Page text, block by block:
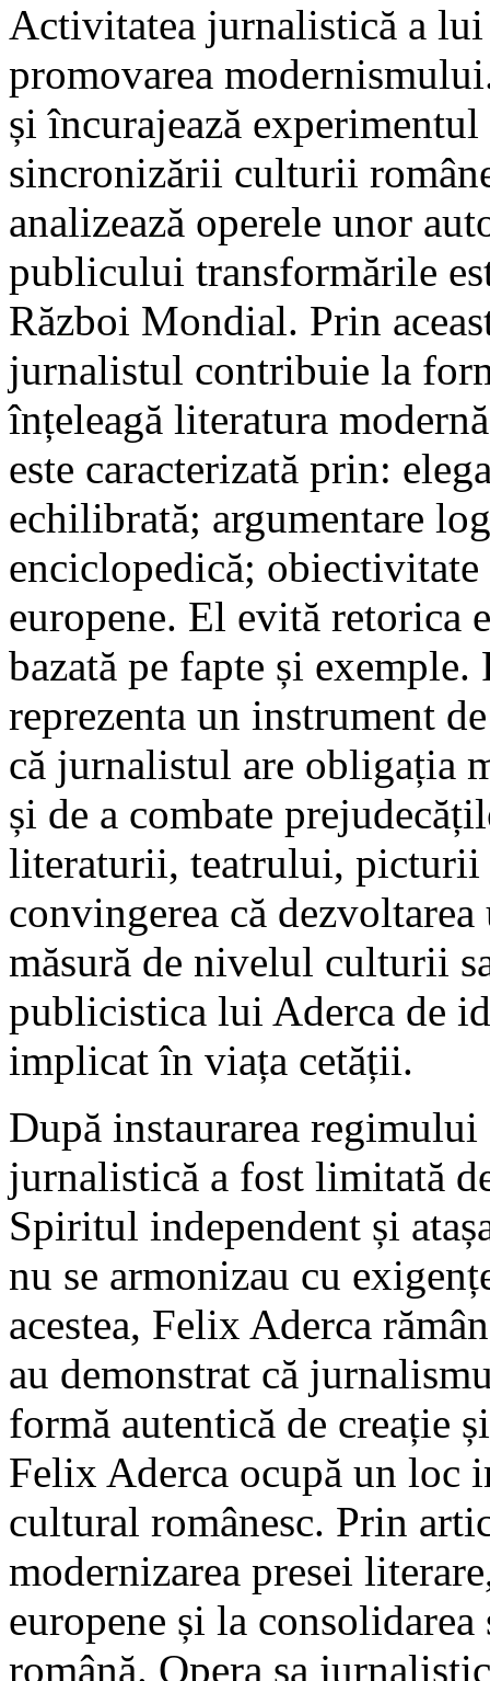
Activitatea jurnalistică a lui
promovarea
și încurajează
sincronizării culturii
analizează operele unor
publicului transformările
Război Mondial. Prin
jurnalistul contribuie la
înțeleagă literatura
este caracterizată prin:
echilibrată; argumentare
enciclopedică;
europene. El evită retorica
bazată pe fapte și
reprezenta un instrument
că jurnalistul are obligația
și de a combate
literaturii, teatrului, picturii
convingerea că
măsură de nivelul culturii
publicistica lui Aderca de
implicat în viața cetății.
După instaurarea
jurnalistică a fost limitată
Spiritul independent și
nu se armonizau cu
acestea, Felix Aderca
au demonstrat că
formă autentică de creație
Felix Aderca ocupă un
cultural românesc. Prin
modernizarea presei
europene și la
română. Opera sa